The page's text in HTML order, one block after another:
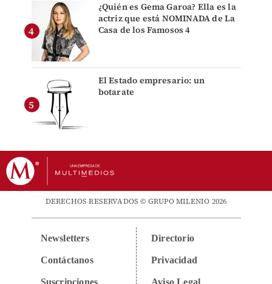
¿Quién es Gema Garoa? Ella es la
actriz que está NOMINADA de La
Casa de los Famosos 4
El Estado empresario: un
botarate
DERECHOS RESERVADOS © GRUPO MILENIO 2026
Newsletters
Contáctanos
Directorio
Privacidad